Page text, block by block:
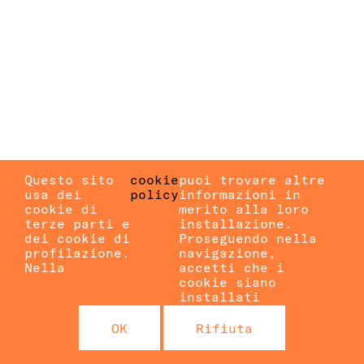
Questo sito
usa dei
cookie di
terze parti e
dei cookie di
profilazione.
Nella
cookie
policy
puoi trovare altre
informazioni in
merito alla loro
installazione.
Proseguendo nella
navigazione,
accetti che i
cookie siano
installati
OK Rifiuta